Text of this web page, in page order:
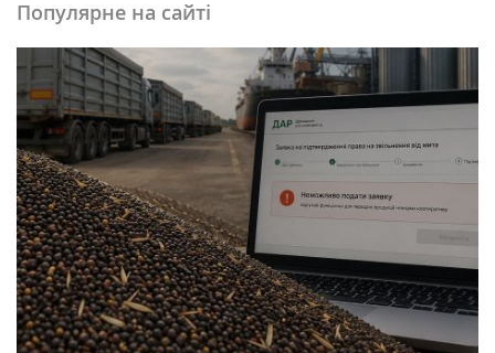
Популярне на сайті